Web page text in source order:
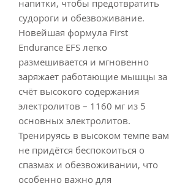
напитки, чтобы предотвратить
судороги и обезвоживание.
Новейшая формула First
Endurance EFS легко
размешивается и мгновенно
заряжает работающие мышцы за
счёт высокого содержания
электролитов – 1160 мг из 5
основных электролитов.
Тренируясь в высоком темпе вам
не придётся беспокоиться о
спазмах и обезвоживании, что
особенно важно для